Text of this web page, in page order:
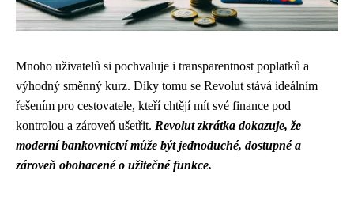
Mnoho uživatelů si pochvaluje i transparentnost poplatků a
výhodný směnný kurz. Díky tomu se Revolut stává ideálním
řešením pro cestovatele, kteří chtějí mít své finance pod
kontrolou a zároveň ušetřit. Revolut zkrátka dokazuje, že
moderní bankovnictví může být jednoduché, dostupné a
zároveň obohacené o užitečné funkce.